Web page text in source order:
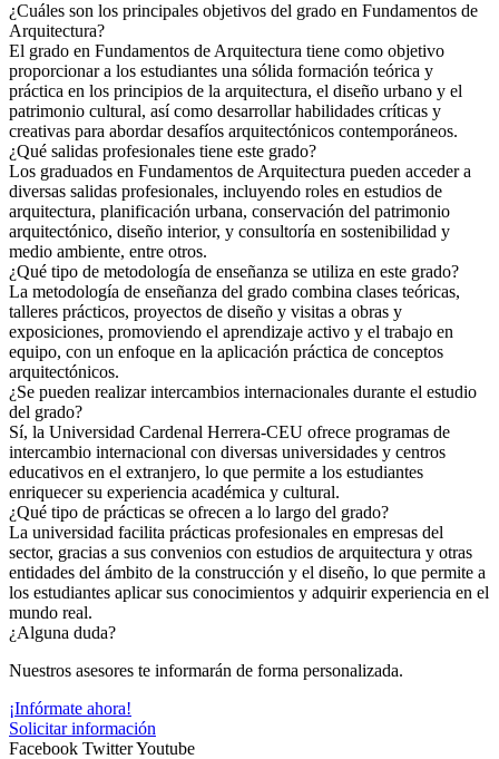
¿Cuáles son los principales objetivos del grado en Fundamentos de
Arquitectura?
El grado en Fundamentos de Arquitectura tiene como objetivo
proporcionar a los estudiantes una sólida formación teórica y
práctica en los principios de la arquitectura, el diseño urbano y el
patrimonio cultural, así como desarrollar habilidades críticas y
creativas para abordar desafíos arquitectónicos contemporáneos.
¿Qué salidas profesionales tiene este grado?
Los graduados en Fundamentos de Arquitectura pueden acceder a
diversas salidas profesionales, incluyendo roles en estudios de
arquitectura, planificación urbana, conservación del patrimonio
arquitectónico, diseño interior, y consultoría en sostenibilidad y
medio ambiente, entre otros.
¿Qué tipo de metodología de enseñanza se utiliza en este grado?
La metodología de enseñanza del grado combina clases teóricas,
talleres prácticos, proyectos de diseño y visitas a obras y
exposiciones, promoviendo el aprendizaje activo y el trabajo en
equipo, con un enfoque en la aplicación práctica de conceptos
arquitectónicos.
¿Se pueden realizar intercambios internacionales durante el estudio
del grado?
Sí, la Universidad Cardenal Herrera-CEU ofrece programas de
intercambio internacional con diversas universidades y centros
educativos en el extranjero, lo que permite a los estudiantes
enriquecer su experiencia académica y cultural.
¿Qué tipo de prácticas se ofrecen a lo largo del grado?
La universidad facilita prácticas profesionales en empresas del
sector, gracias a sus convenios con estudios de arquitectura y otras
entidades del ámbito de la construcción y el diseño, lo que permite a
los estudiantes aplicar sus conocimientos y adquirir experiencia en el
mundo real.
¿Alguna duda?
Nuestros asesores te informarán de forma personalizada.
¡Infórmate ahora!
Solicitar información
Facebook TwitterYoutube